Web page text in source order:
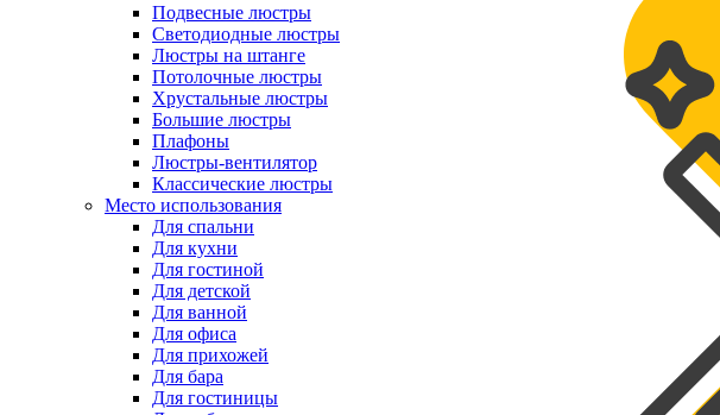
Подвесные люстры
Светодиодные люстры
Люстры на штанге
Потолочные люстры
Хрустальные люстры
Большие люстры
Плафоны
Люстры-вентилятор
Классические люстры
Место использования
Для спальни
Для кухни
Для гостиной
Для детской
Для ванной
Для офиса
Для прихожей
Для бара
Для гостиницы